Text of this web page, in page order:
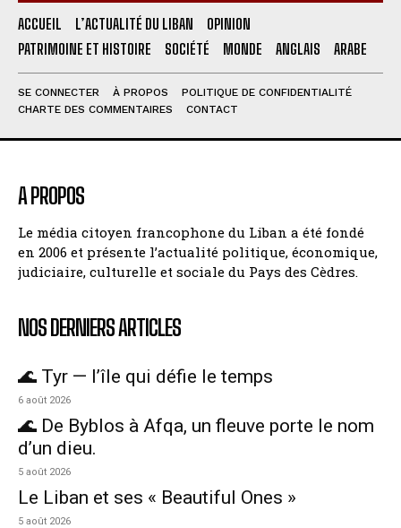
ACCUEIL L’ACTUALITÉ DU LIBAN
OPINION
PATRIMOINE ET HISTOIRE
SOCIÉTÉ MONDE ANGLAIS ARABE
SE CONNECTER À PROPOS
POLITIQUE DE CONFIDENTIALITÉ
CHARTE DES COMMENTAIRES
CONTACT
A PROPOS
Le média citoyen francophone du Liban a été fondé
en 2006 et présente l’actualité politique, économique,
judiciaire, culturelle et sociale du Pays des Cèdres.
NOS DERNIERS ARTICLES
🌊 Tyr — l’île qui défie le temps
6 août 2026
🌊 De Byblos à Afqa, un fleuve porte le nom
d’un dieu.
5 août 2026
Le Liban et ses « Beautiful Ones »
5 août 2026